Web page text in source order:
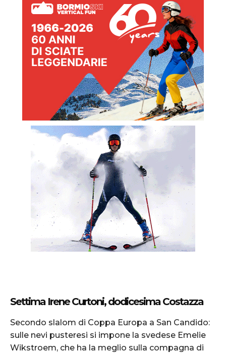
Settima Irene Curtoni, dodicesima Costazza
Secondo slalom di Coppa Europa a San Candido:
sulle nevi pusteresi si impone la svedese Emelie
Wikstroem, che ha la meglio sulla compagna di